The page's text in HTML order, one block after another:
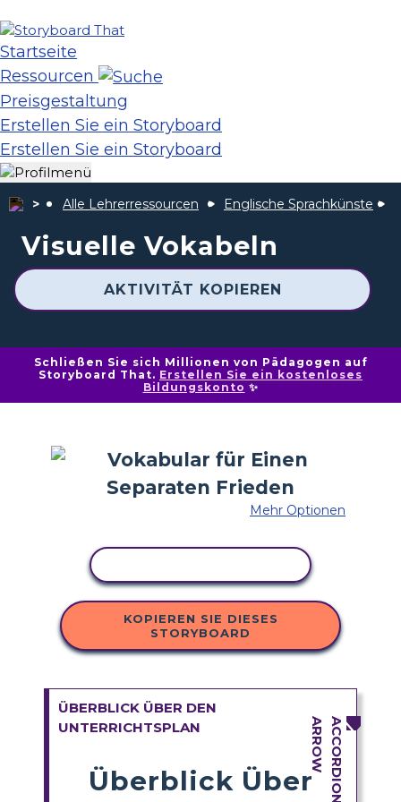
Startseite
Ressourcen
Preisgestaltung
Erstellen Sie ein Storyboard
Erstellen Sie ein Storyboard
Alle Lehrerressourcen Englische Sprachkünste
Visuelle Vokabeln
AKTIVITÄT KOPIEREN
Schließen Sie sich Millionen von Pädagogen auf
Storyboard That. Erstellen Sie ein kostenloses
Bildungskonto ✨
Mehr Optionen
KOPIEREN SIE DIESES
STORYBOARD
ÜBERBLICK ÜBER DEN
UNTERRICHTSPLAN
Überblick Über